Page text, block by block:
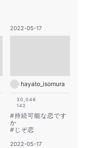
2022-05-17
hayato_isomura
30,048
142
#持続可能な恋です
か
# じぞ恋
2022-05-17